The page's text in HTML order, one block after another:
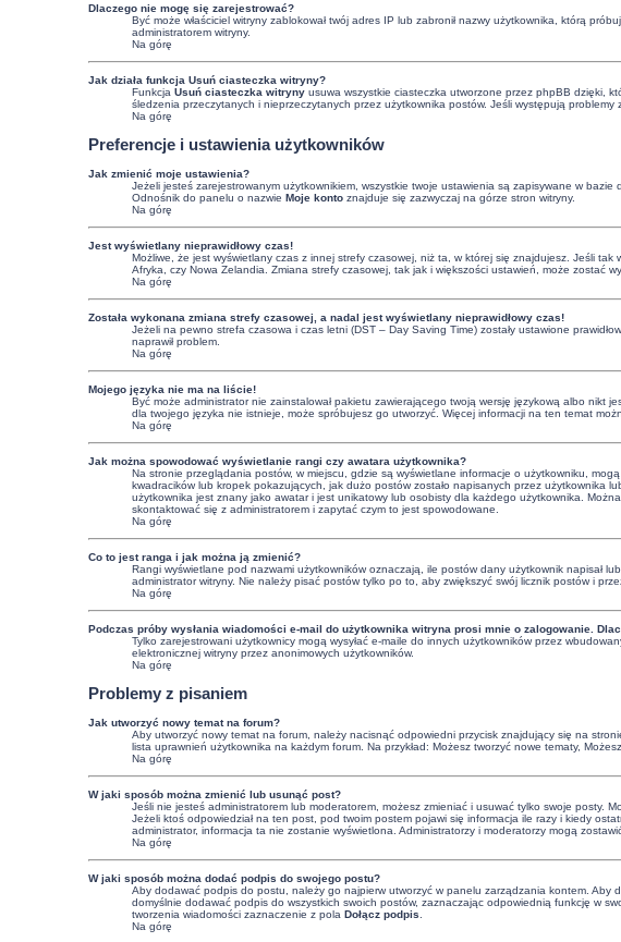
Dlaczego nie mogę się zarejestrować?
Być może właściciel witryny zablokował twój adres IP lub zabronił nazwy użytkownika, którą
administratorem witryny.
Na górę
Jak działa funkcja Usuń ciasteczka witryny?
Funkcja Usuń ciasteczka witrynyusuwa wszystkie ciasteczka utworzone przez phpBB dzięki,
śledzenia przeczytanych i nieprzeczytanych przez użytkownika postów. Jeśli występują
Na górę
Preferencje i ustawienia użytkowników
Jak zmienić moje ustawienia?
Jeżeli jesteś zarejestrowanym użytkownikiem, wszystkie twoje ustawienia są zapisywane w
Odnośnik do panelu o nazwie Moje kontoznajduje się zazwyczaj na górze stron witryny.
Na górę
Jest wyświetlany nieprawidłowy czas!
Możliwe, że jest wyświetlany czas z innej strefy czasowej, niż ta, w której się znajdujesz. Jeśli
Afryka, czy Nowa Zelandia. Zmiana strefy czasowej, tak jak i większości ustawień, może zostać
Na górę
Została wykonana zmiana strefy czasowej, a nadal jest wyświetlany nieprawidłowy czas!
Jeżeli na pewno strefa czasowa i czas letni (DST – Day Saving Time) zostały ustawione
naprawił problem.
Na górę
Mojego języka nie ma na liście!
Być może administrator nie zainstalował pakietu zawierającego twoją wersję językową albo nikt
dla twojego języka nie istnieje, może spróbujesz go utworzyć. Więcej informacji na ten temat
Na górę
Jak można spowodować wyświetlanie rangi czy awatara użytkownika?
Na stronie przeglądania postów, w miejscu, gdzie są wyświetlane informacje o użytkowniku,
kwadracików lub kropek pokazujących, jak dużo postów zostało napisanych przez użytkownika
użytkownika jest znany jako awatar i jest unikatowy lub osobisty dla każdego użytkownika.
skontaktować się z administratorem i zapytać czym to jest spowodowane.
Na górę
Co to jest ranga i jak można ją zmienić?
Rangi wyświetlane pod nazwami użytkowników oznaczają, ile postów dany użytkownik napisał
administrator witryny. Nie należy pisać postów tylko po to, aby zwiększyć swój licznik postów i
Na górę
Podczas próby wysłania wiadomości e-mail do użytkownika witryna prosi mnie o zalogowanie.
Tylko zarejestrowani użytkownicy mogą wysyłać e-maile do innych użytkowników przez
elektronicznej witryny przez anonimowych użytkowników.
Na górę
Problemy z pisaniem
Jak utworzyć nowy temat na forum?
Aby utworzyć nowy temat na forum, należy nacisnąć odpowiedni przycisk znajdujący się na
lista uprawnień użytkownika na każdym forum. Na przykład: Możesz tworzyć nowe tematy,
Na górę
W jaki sposób można zmienić lub usunąć post?
Jeśli nie jesteś administratorem lub moderatorem, możesz zmieniać i usuwać tylko swoje posty.
Jeżeli ktoś odpowiedział na ten post, pod twoim postem pojawi się informacja ile razy i kiedy
administrator, informacja ta nie zostanie wyświetlona. Administratorzy i moderatorzy mogą
Na górę
W jaki sposób można dodać podpis do swojego postu?
Aby dodawać podpis do postu, należy go najpierw utworzyć w panelu zarządzania kontem. Aby
domyślnie dodawać podpis do wszystkich swoich postów, zaznaczając odpowiednią funkcję w
tworzenia wiadomości zaznaczenie z pola Dołącz podpis
Na górę